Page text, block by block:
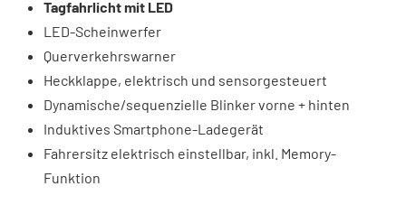
Tagfahrlicht mit LED
LED-Scheinwerfer
Querverkehrswarner
Heckklappe, elektrisch und sensorgesteuert
Dynamische/sequenzielle Blinker vorne + hinten
Induktives Smartphone-Ladegerät
Fahrersitz elektrisch einstellbar, inkl. Memory-
Funktion